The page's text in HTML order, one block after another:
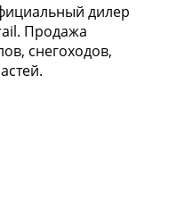
дилер
Продажа
снегоходов,